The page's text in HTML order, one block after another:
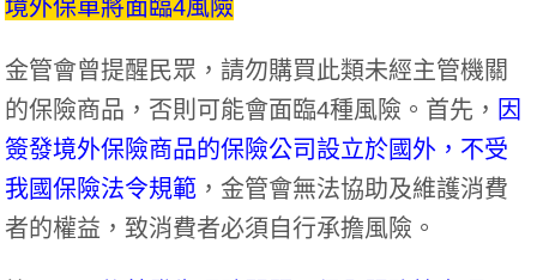
境外保單將面臨4風險
金管會曾提醒民眾，請勿購買此類未經主管機關
的保險商品，否則可能會面臨4種風險。首先， 因
簽發境外保險商品的保險公司設立於國外，不受
我國保險法令規範 ，金管會無法協助及維護消費
者的權益，致消費者必須自行承擔風險。